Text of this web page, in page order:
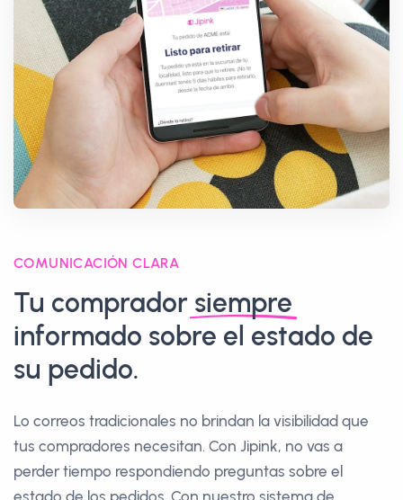
COMUNICACIÓN CLARA
Tu comprador siempre
informado sobre el estado de
su pedido.
Lo correos tradicionales no brindan la visibilidad que
tus compradores necesitan. Con Jipink, no vas a
perder tiempo respondiendo preguntas sobre el
estado de los pedidos. Con nuestro sistema de